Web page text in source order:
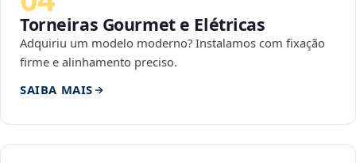
Torneiras Gourmet e Elétricas
Adquiriu um modelo moderno? Instalamos com fixação
firme e alinhamento preciso.
SAIBA MAIS